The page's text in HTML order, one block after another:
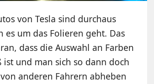
von Tesla sind durchaus
es um das Folieren geht. Das
dass die Auswahl an Farben
ist und man sich so dann doch
anderen Fahrern abheben